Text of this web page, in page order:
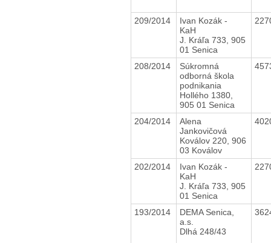
209/2014
Ivan Kozák -
KaH
J. Kráľa 733, 905
01 Senica
208/2014
Súkromná
odborná škola
podnikania
Hollého 1380,
905 01 Senica
204/2014
Alena
Jankovičová
Koválov 220, 906
03 Koválov
202/2014
Ivan Kozák -
KaH
J. Kráľa 733, 905
01 Senica
193/2014
DEMA Senica,
a.s.
Dlhá 248/43